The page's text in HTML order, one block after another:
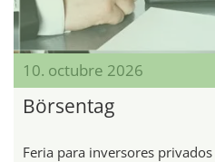
10. octubre 2026
Börsentag
Feria para inversores